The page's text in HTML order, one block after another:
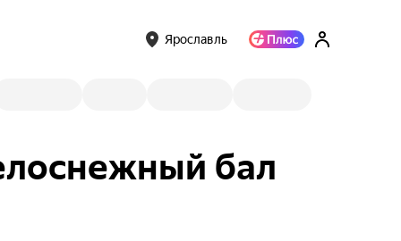
Ярославль
бал